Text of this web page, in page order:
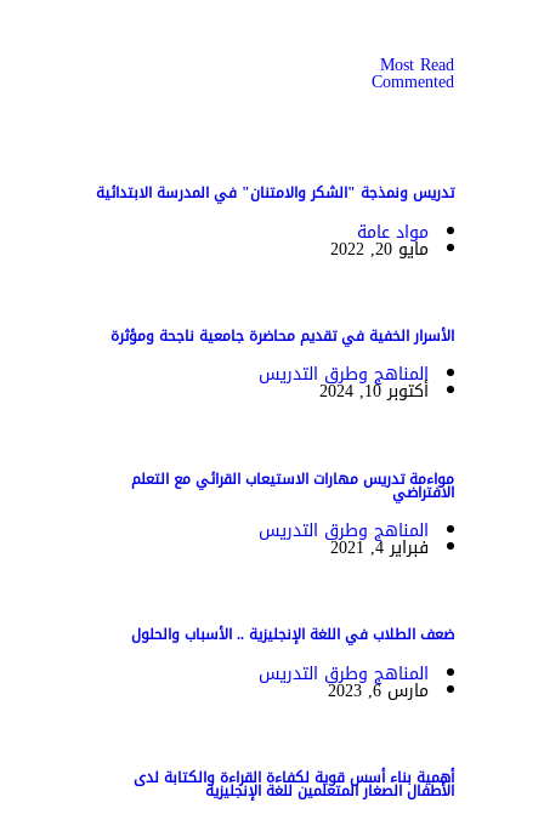
Most Read
Commented
تدريس ونمذجة "الشكر والامتنان" في المدرسة الابتدائية
مواد عامة
مايو 20, 2022
الأسرار الخفية في تقديم محاضرة جامعية ناجحة ومؤثرة
المناهج وطرق التدريس
أكتوبر 10, 2024
مواءمة تدريس مهارات الاستيعاب القرائي مع التعلم
الافتراضي
المناهج وطرق التدريس
فبراير 4, 2021
ضعف الطلاب في اللغة الإنجليزية .. الأسباب والحلول
المناهج وطرق التدريس
مارس 6, 2023
أهمية بناء أسس قوية لكفاءة القراءة والكتابة لدى
الأطفال الصغار المتعلمين للغة الإنجليزية